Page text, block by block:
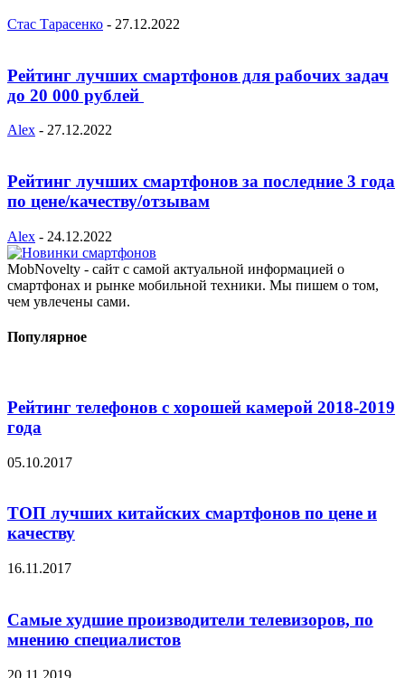
Стас Тарасенко - 27.12.2022
Рейтинг лучших смартфонов для рабочих задач
до 20 000 рублей
Alex - 27.12.2022
Рейтинг лучших смартфонов за последние 3 года
по цене/качеству/отзывам
Alex - 24.12.2022
MobNovelty - сайт с самой актуальной информацией о
смартфонах и рынке мобильной техники. Мы пишем о том,
чем увлечены сами.
Популярное
Рейтинг телефонов с хорошей камерой 2018-2019
года
05.10.2017
ТОП лучших китайских смартфонов по цене и
качеству
16.11.2017
Самые худшие производители телевизоров, по
мнению специалистов
20.11.2019